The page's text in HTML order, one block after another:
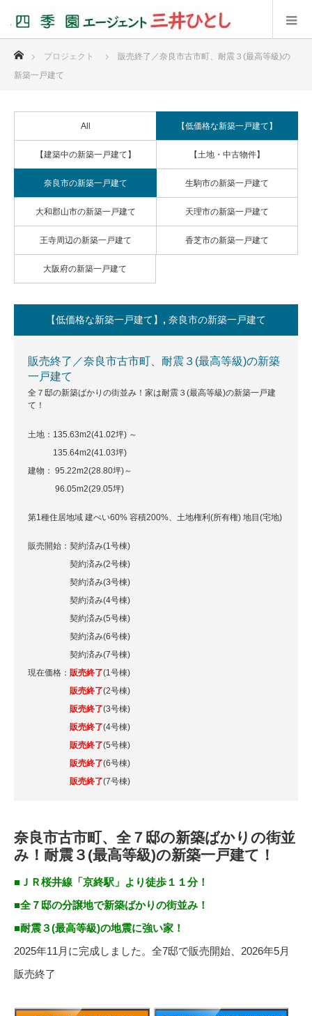
プロジェクト
販売終了／奈良市古市町、耐震３(最高等級)の
新築一戸建て
All 【低価格な新築一戸建て】
【建築中の新築一戸建て】 【土地・中古物件】
奈良市の新築一戸建て 生駒市の新築一戸建て
大和郡山市の新築一戸建て 天理市の新築一戸建て
王寺周辺の新築一戸建て 香芝市の新築一戸建て
大阪府の新築一戸建て
【低価格な新築一戸建て】 , 奈良市の新築一戸建て
販売終了／奈良市古市町、耐震３(最高等級)の新築
一戸建て
全７邸の新築ばかりの街並み！家は耐震３(最高等級)の新築一戸建
て！
土地：135.63m2(41.02坪) ～
135.64m2(41.03坪)
建物： 95.22m2(28.80坪)～
96.05m2(29.05坪)
第1種住居地域 建ぺい60% 容積200%、土地権利(所有権) 地目(宅地)
販売開始：契約済み(1号棟)
契約済み(2号棟)
契約済み(3号棟)
契約済み(4号棟)
契約済み(5号棟)
契約済み(6号棟)
契約済み(7号棟)
現在価格： 販売終了(1号棟)
販売終了(2号棟)
販売終了(3号棟)
販売終了(4号棟)
販売終了(5号棟)
販売終了(6号棟)
販売終了(7号棟)
奈良市古市町、全７邸の新築ばかりの街並
み！耐震３(最高等級)の新築一戸建て！
■ＪＲ桜井線「京終駅」より徒歩１１分！
■全７邸の分譲地で新築ばかりの街並み！
■耐震３(最高等級)の地震に強い家！
2025年11月に完成しました。全7邸で販売開始、2026年5月
販売終了